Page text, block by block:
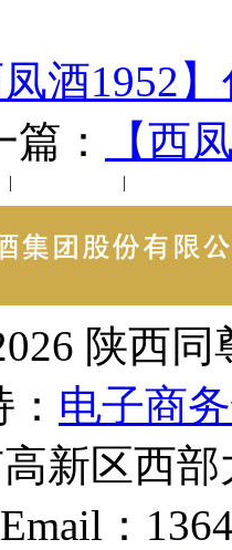
凤酒1952
： 【西
| |
陕西
电子商
新区西
：